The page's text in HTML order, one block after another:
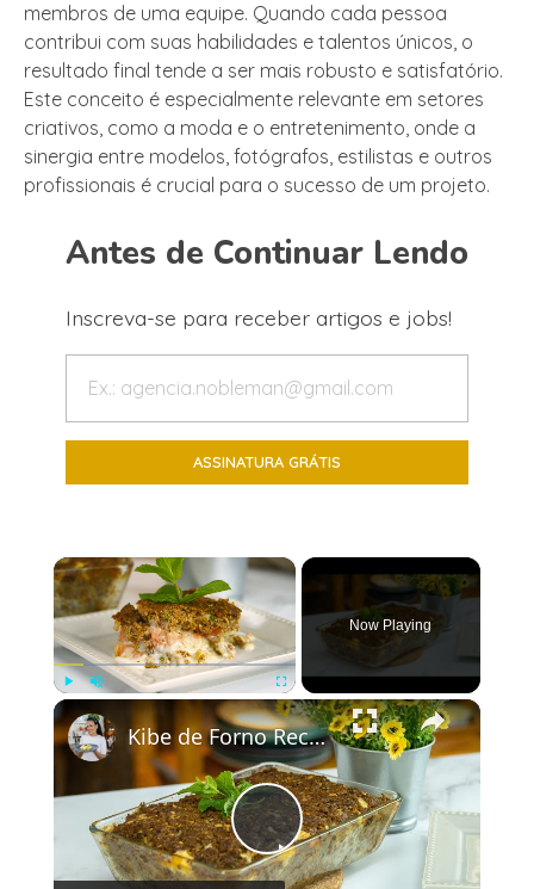
membros de uma equipe. Quando cada pessoa
contribui com suas habilidades e talentos únicos, o
resultado final tende a ser mais robusto e satisfatório.
Este conceito é especialmente relevante em setores
criativos, como a moda e o entretenimento, onde a
sinergia entre modelos, fotógrafos, estilistas e outros
profissionais é crucial para o sucesso de um projeto.
Antes de Continuar Lendo
Inscreva-se para receber artigos e jobs!
×
Fullscreen
Now Playing
×
Play
Kibe de Forno Recheado com Queijo e Molho Branco